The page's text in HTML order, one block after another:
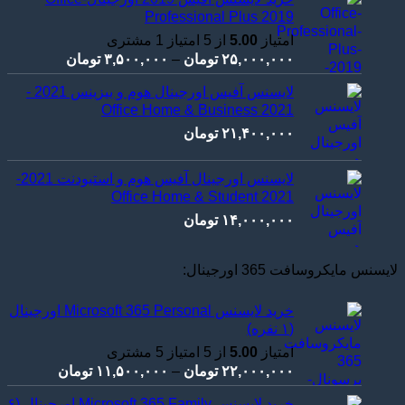
through
Professional Plus 2019
امتیاز 5.00 از 5 امتیاز 1 مشتری
۲۵,۰۰۰,۰۰۰ تومان – ۳,۵۰۰,۰۰۰ تومان
range:
لایسنس آفیس اورجینال هوم و بیزینس 2021 -
Office Home & Business 2021
۲۱,۴۰۰,۰۰۰ تومان
لایسنس اورجینال آفیس هوم و استیودنت 2021-
Office Home & Student 2021
۱۴,۰۰۰,۰۰۰ تومان
لایسنس مایکروسافت 365 اورجینال:
خرید لایسنس Microsoft 365 Personal اورجینال
(۱ نفره)
امتیاز 5.00 از 5 امتیاز 5 مشتری
۲۲,۰۰۰,۰۰۰ تومان – ۱۱,۵۰۰,۰۰۰ تومان
range: